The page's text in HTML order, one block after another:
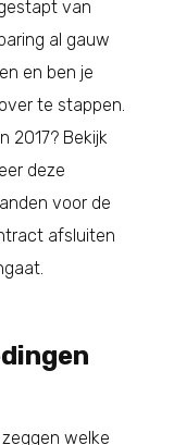
van
al gauw
en ben je
te stappen.
2017? Bekijk
deze
voor de
afsluiten
welke